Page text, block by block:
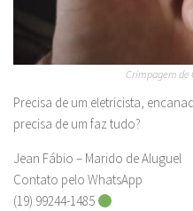
Crimpagem de
Precisa de um eletricista,
precisa de um faz tudo?
Jean Fábio – Marido de Aluguel
Contato pelo WhatsApp
(19) 99244-1485